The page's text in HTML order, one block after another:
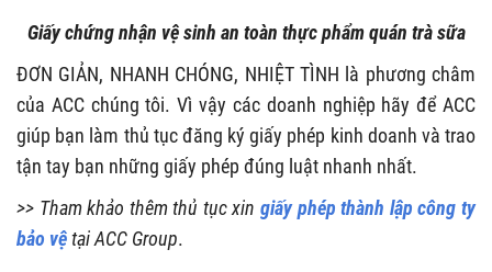
Giấy chứng nhận vệ sinh an toàn thực phẩm quán trà sữa
ĐƠN GIẢN, NHANH CHÓNG, NHIỆT TÌNH là phương châm
của ACC chúng tôi. Vì vậy các doanh nghiệp hãy để ACC
giúp bạn làm thủ tục đăng ký giấy phép kinh doanh và trao
tận tay bạn những giấy phép đúng luật nhanh nhất.
>> Tham khảo thêm thủ tục xingiấy phép thành lập công ty
bảo vệtại ACC Group.